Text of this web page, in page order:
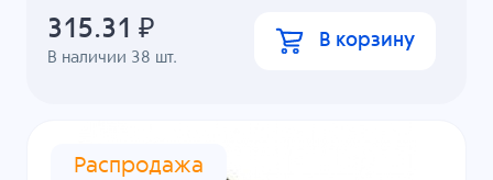
В наличии 38 шт.
315.31 ₽ В корзину
Распродажа